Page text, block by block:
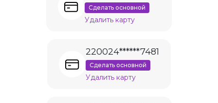
Сделать основной
Удалить карту
220024******7481
Сделать основной
Удалить карту